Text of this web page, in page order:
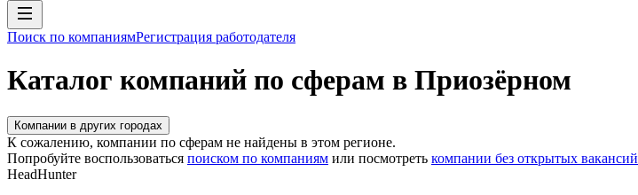
Поиск по компаниямРегистрация работодателя
Каталог компаний по сферам в Приозёрном
Компании в других городах
К сожалению, компании по сферам не найдены в этом регионе.
Попробуйте воспользоваться поиском по компаниям или посмотреть компании без открытых вакансий
HeadHunter